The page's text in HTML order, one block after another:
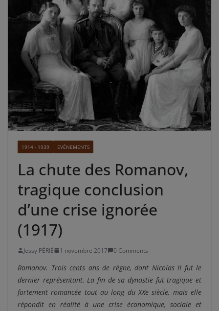
1914 - 1939 EVÉNEMENTS
La chute des Romanov,
tragique conclusion
d’une crise ignorée
(1917)
Jessy PÉRIÉ 1 novembre 2017 0 Comments
Romanov. Trois cents ans de règne, dont Nicolas II fut le
dernier représentant. La fin de sa dynastie fut tragique et
fortement romancée tout au long du XXe siècle, mais elle
répondit en réalité à une crise économique, sociale et